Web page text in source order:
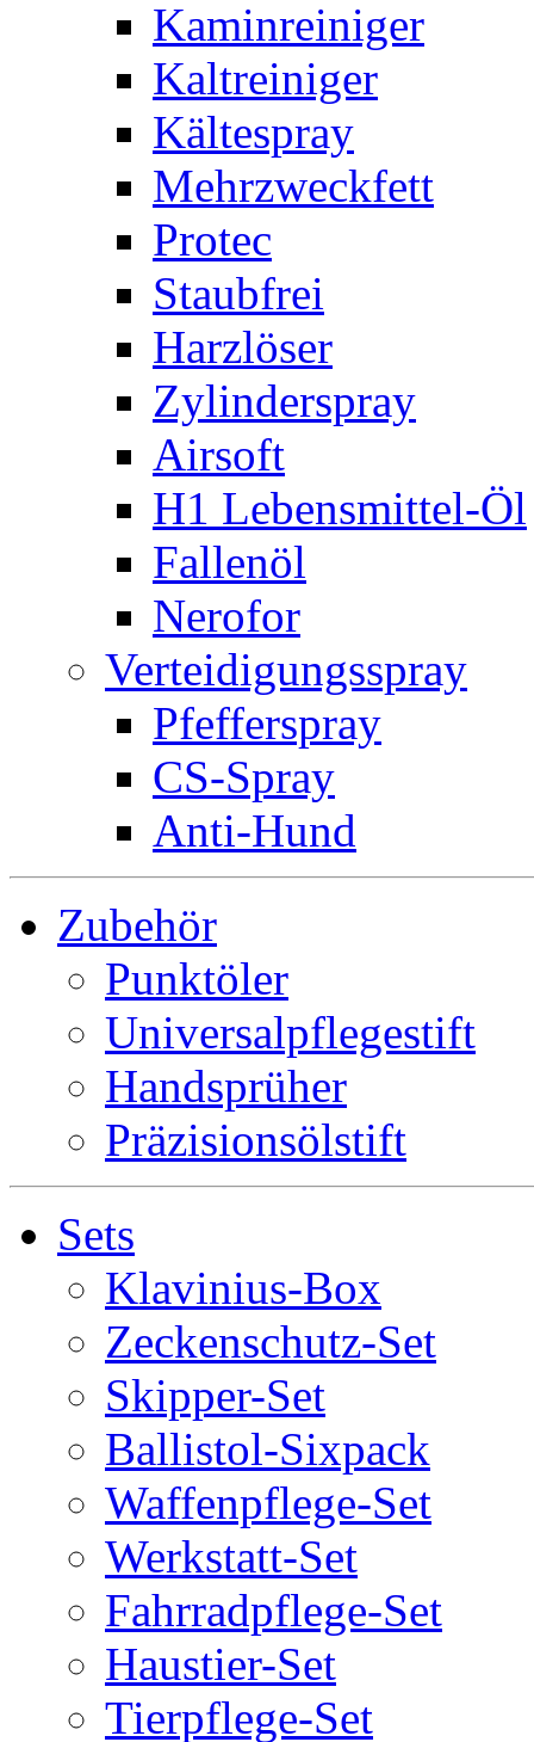
Kaminreiniger
Kaltreiniger
Kältespray
Mehrzweckfett
Protec
Staubfrei
Harzlöser
Zylinderspray
Airsoft
H1 Lebensmittel-Öl
Fallenöl
Nerofor
Verteidigungsspray
Pfefferspray
CS-Spray
Anti-Hund
Zubehör
Punktöler
Universalpflegestift
Handsprüher
Präzisionsölstift
Sets
Klavinius-Box
Zeckenschutz-Set
Skipper-Set
Ballistol-Sixpack
Waffenpflege-Set
Werkstatt-Set
Fahrradpflege-Set
Haustier-Set
Tierpflege-Set